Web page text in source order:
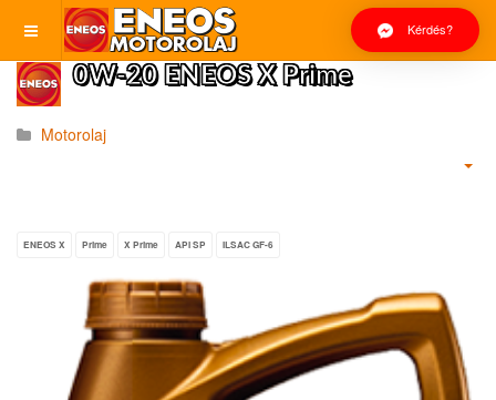
Kérdés?
0W-20 ENEOS X Prime
Motorolaj
ENEOS X Prime X Prime API SP ILSAC GF-6